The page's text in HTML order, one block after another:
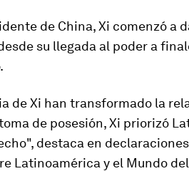
de China, Xi comenzó a
su llegada al poder a
de Xi han transformado la
de posesión, Xi priorizó
destaca en
Latinoamérica y el Mundo